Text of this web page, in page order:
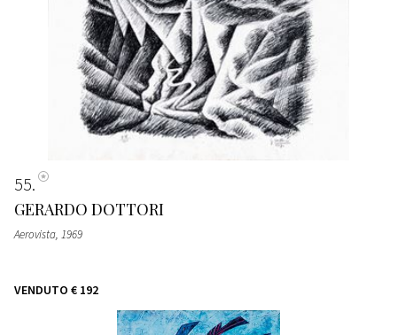
55
GERARDO DOTTORI
Aerovista, 1969
VENDUTO € 192